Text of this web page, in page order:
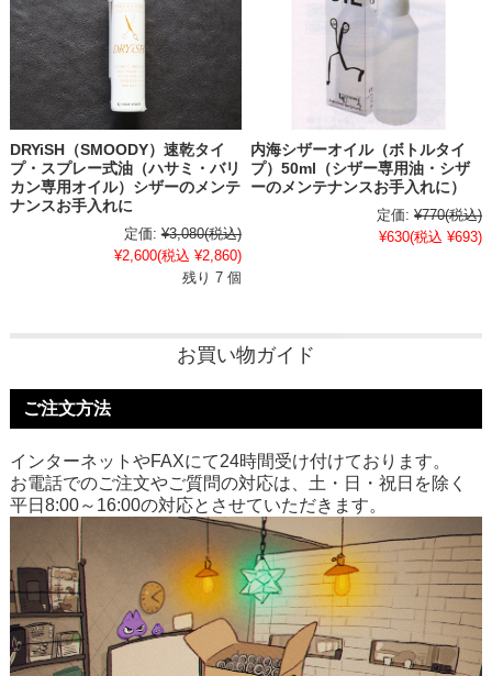
DRYiSH（SMOODY）速乾タイ
プ・スプレー式油（ハサミ・バリ
カン専用オイル）シザーのメンテ
ナンスお手入れに
定価: ¥3,080(税込)
¥2,600(税込 ¥2,860)
残り 7 個
内海シザーオイル（ボトルタイ
プ）50ml（シザー専用油・シザ
ーのメンテナンスお手入れに）
定価: ¥770(税込)
¥630(税込 ¥693)
お買い物ガイド
ご注文方法
インターネットやFAXにて24時間受け付けております。
お電話でのご注文やご質問の対応は、土・日・祝日を除く
平日8:00～16:00の対応とさせていただきます。